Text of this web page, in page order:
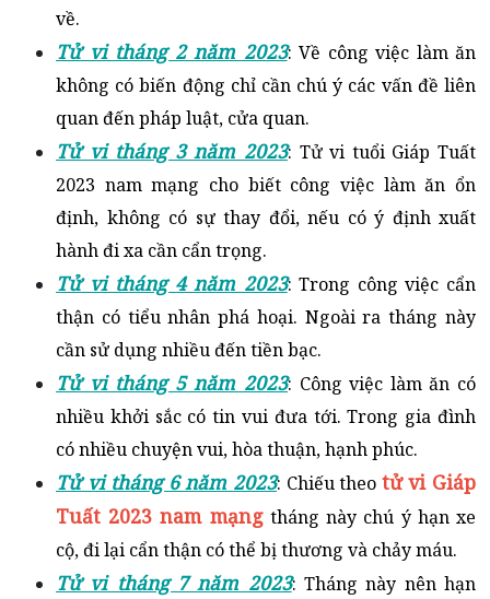
về.
Tử vi tháng 2 năm 2023: Về công việc làm ăn
không có biến động chỉ cần chú ý các vấn đề liên
quan đến pháp luật, cửa quan.
Tử vi tháng 3 năm 2023: Tử vi tuổi Giáp Tuất
2023 nam mạng cho biết công việc làm ăn ổn
định, không có sự thay đổi, nếu có ý định xuất
hành đi xa cần cẩn trọng.
Tử vi tháng 4 năm 2023: Trong công việc cẩn
thận có tiểu nhân phá hoại. Ngoài ra tháng này
cần sử dụng nhiều đến tiền bạc.
Tử vi tháng 5 năm 2023: Công việc làm ăn có
nhiều khởi sắc có tin vui đưa tới. Trong gia đình
có nhiều chuyện vui, hòa thuận, hạnh phúc.
Tử vi tháng 6 năm 2023: Chiếu theo tử vi Giáp
Tuất 2023 nam mạngtháng này chú ý hạn xe
cộ, đi lại cẩn thận có thể bị thương và chảy máu.
Tử vi tháng 7 năm 2023: Tháng này nên hạn